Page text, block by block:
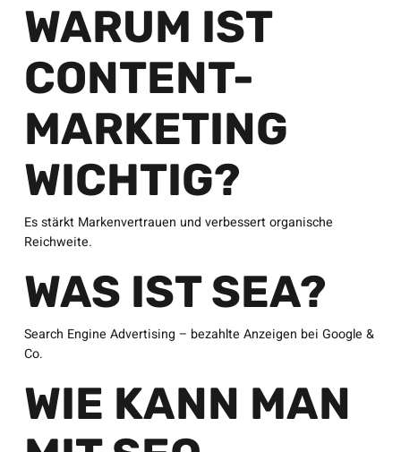
WARUM IST
CONTENT-
MARKETING
WICHTIG?
Es stärkt Markenvertrauen und verbessert organische
Reichweite.
WAS IST SEA?
Search Engine Advertising – bezahlte Anzeigen bei Google &
Co.
WIE KANN MAN